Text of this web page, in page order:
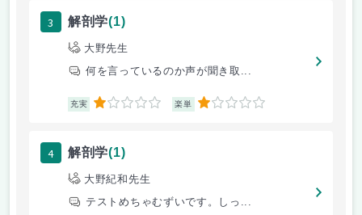
3 解剖学(1)
大野先生
何を言っているのか声が聞き取...
充実 1 楽単 1
4 解剖学(1)
大野紀和先生
テストめちゃむずいです。しっ...